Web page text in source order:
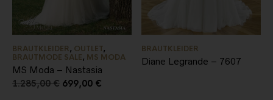
BRAUTKLEIDER, OUTLET,
BRAUTMODE SALE, MS MODA
MS Moda – Nastasia
1.285,00€ 699,00 €
BRAUTKLEIDER
Diane Legrande – 7607